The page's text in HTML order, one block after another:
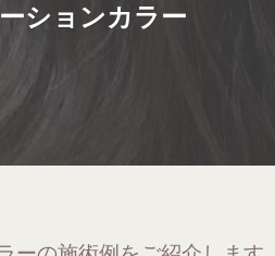
ションカラー